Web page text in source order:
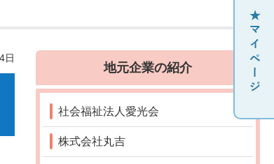
日
地元企業の紹介
社会福祉法人愛光会
株式会社丸吉